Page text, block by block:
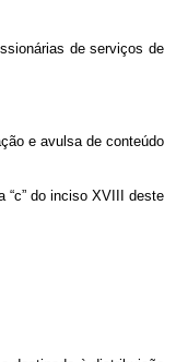
de serviços de
e avulsa de conteúdo
“c” do inciso XVIII deste